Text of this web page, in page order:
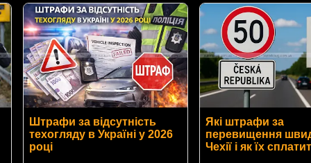
Штрафи за відсутність
техогляду в Україні у 2026
році
Які штрафи за
перевищення
Чехії і як їх